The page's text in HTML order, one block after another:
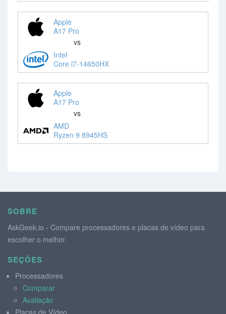
Apple
A17 Pro
vs
Intel
Core i7-14650HX
Apple
A17 Pro
vs
AMD
Ryzen 9 8945HS
SOBRE
AskGeek.io - Compare processadores e placas de vídeo para
escolher o melhor.
SEÇÕES
Processadores
Comparar
Avaliação
Placas de Vídeo